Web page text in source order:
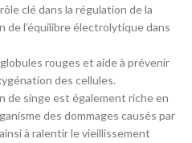
clé dans la régulation de la
l’équilibre électrolytique dans
rouges et aide à prévenir
des cellules.
de singe est également riche en
des dommages causés par
à ralentir le vieillissement